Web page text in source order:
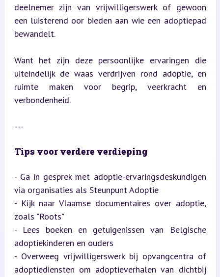
deelnemer zijn van vrijwilligerswerk of gewoon
een luisterend oor bieden aan wie een adoptiepad
bewandelt.
Want het zijn deze persoonlijke ervaringen die
uiteindelijk de waas verdrijven rond adoptie, en
ruimte maken voor begrip, veerkracht en
verbondenheid.
---
Tips voor verdere verdieping
- Ga in gesprek met adoptie-ervaringsdeskundigen
via organisaties als Steunpunt Adoptie
- Kijk naar Vlaamse documentaires over adoptie,
zoals "Roots"
- Lees boeken en getuigenissen van Belgische
adoptiekinderen en ouders
- Overweeg vrijwilligerswerk bij opvangcentra of
adoptiediensten om adoptieverhalen van dichtbij